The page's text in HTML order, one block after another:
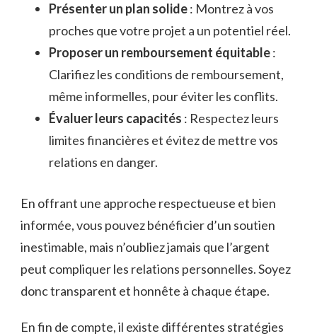
Présenter un plan solide: Montrez à vos
proches que votre projet a un potentiel réel.
Proposer un remboursement équitable:
Clarifiez les conditions de remboursement,
même informelles, pour éviter les conflits.
Évaluer leurs capacités : Respectez leurs
limites financières et évitez de mettre vos
relations en danger.
En offrant une approche respectueuse et bien
informée, vous pouvez bénéficier d’un soutien
inestimable, mais n’oubliez jamais que l’argent
peut compliquer les relations personnelles. Soyez
donc transparent et honnête à chaque étape.
En fin de compte, il existe différentes stratégies